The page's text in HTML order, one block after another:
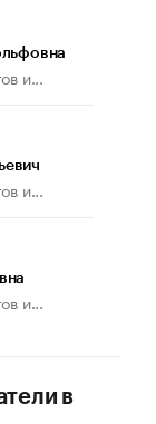
живет глава
и...
и...
и...
в